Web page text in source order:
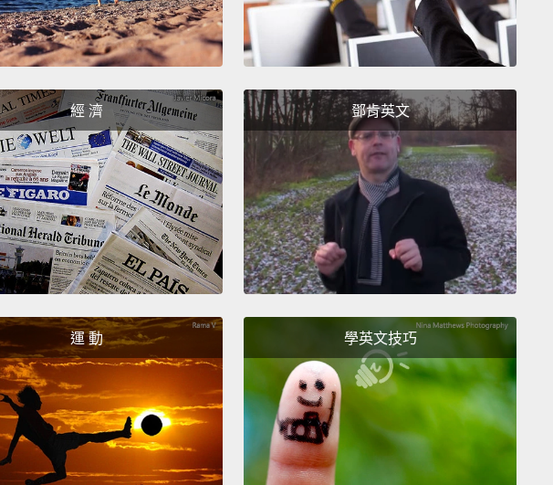
unethical behavior.
Moreover, why deny a perfectly
respectable tool? I think those two are behaving like that
because that's how I would behave if I was in that
situation—that's empathy. Once you've worked out why
you think they are doing it, then you can start testing that:
Am I right? Is this a valid assumption or not? But it gives
you a groundwork for asking questions.
人們告訴我，你必須給他們號碼，因為身為一位科學家你一定
得客觀，而且你絕不能對你的研究對象產生同理心。我認為這
就是科學開始走偏的地方。擁有這種冷漠、這種同理心的缺
絕一個十分可敬的工具呢？我想那兩隻猩猩正像那樣表現，因
為如果我在那種情況下，那也是我會表現的方式－－那就是同
理心。一旦你想出為什麼你覺得他們這樣做，然後你就可以開
始測試：我是對的嗎？這是否是個有依據的推論？但同理心給
了你一個提出疑問的根基。
經 濟 鄧肯英文
運 動 學英文技巧